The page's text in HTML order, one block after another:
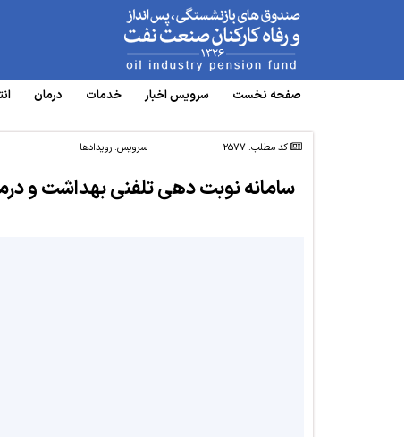
www.oipf.ir
صفحه نخست سرویس‌ اخبار خدمات درمان
کد مطلب: 2577 سرویس: رویدادها
سامانه نوبت دهی تلفنی بهداشت و